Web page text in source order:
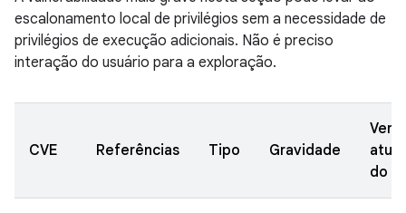
escalonamento local de privilégios sem a necessidade de
privilégios de execução adicionais. Não é preciso
interação do usuário para a exploração.
CVE Referências Tipo Gravidade
do